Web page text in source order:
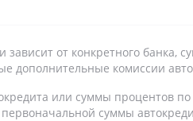
и зависит от конкретного
дополнительные комиссии
или суммы процентов
суммы